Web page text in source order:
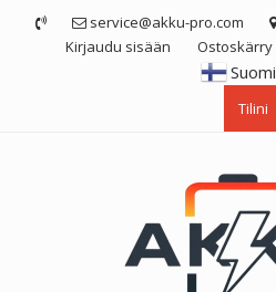
service@akku-pro.com
Kirjaudu sisään
Ostoskärry
Suomi
Tilini